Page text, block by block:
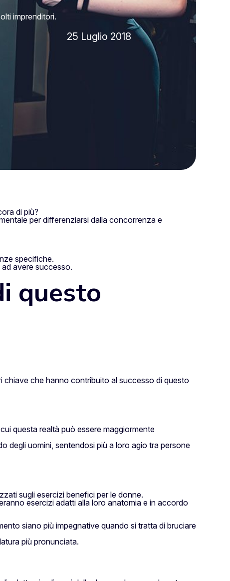
imprenditori.
25 Luglio 2018
di più?
per differenziarsi dalla concorrenza e
specifiche.
avere successo.
questo
chiave che hanno contribuito al successo di questo
questa realtà può essere maggiormente
degli uomini, sentendosi più a loro agio tra persone
sugli esercizi benefici per le donne.
esercizi adatti alla loro anatomia e in accordo
siano più impegnative quando si tratta di bruciare
più pronunciata.